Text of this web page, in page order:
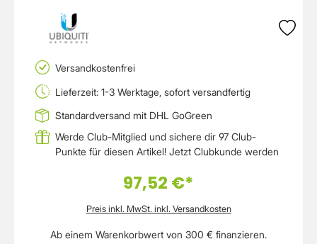
Versandkostenfrei
Lieferzeit: 1-3 Werktage, sofort versandfertig
Standardversand mit DHL GoGreen
Werde Club-Mitglied und sichere dir 97 Club-
Punkte für diesen Artikel! Jetzt Clubkunde werden
97,52 €*
Preis inkl. MwSt. inkl. Versandkosten
Ab einem Warenkorbwert von 300 € finanzieren.